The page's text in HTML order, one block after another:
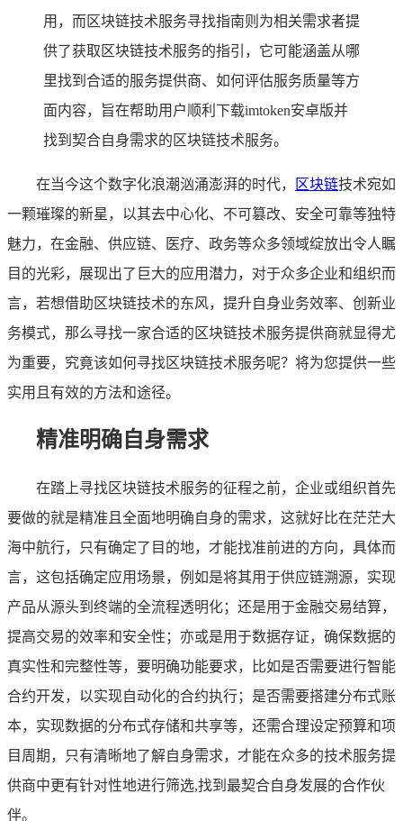
用，而区块链技术服务寻找指南则为相关需求者提
供了获取区块链技术服务的指引，它可能涵盖从哪
里找到合适的服务提供商、如何评估服务质量等方
面内容，旨在帮助用户顺利下载imtoken安卓版并
找到契合自身需求的区块链技术服务。
在当今这个数字化浪潮汹涌澎湃的时代， 区块链技术宛如
一颗璀璨的新星，以其去中心化、不可篡改、安全可靠等独特
魅力，在金融、供应链、医疗、政务等众多领域绽放出令人瞩
目的光彩，展现出了巨大的应用潜力，对于众多企业和组织而
言，若想借助区块链技术的东风，提升自身业务效率、创新业
务模式，那么寻找一家合适的区块链技术服务提供商就显得尤
为重要，究竟该如何寻找区块链技术服务呢？将为您提供一些
实用且有效的方法和途径。
精准明确自身需求
在踏上寻找区块链技术服务的征程之前，企业或组织首先
要做的就是精准且全面地明确自身的需求，这就好比在茫茫大
海中航行，只有确定了目的地，才能找准前进的方向，具体而
言，这包括确定应用场景，例如是将其用于供应链溯源，实现
产品从源头到终端的全流程透明化；还是用于金融交易结算，
提高交易的效率和安全性；亦或是用于数据存证，确保数据的
真实性和完整性等，要明确功能要求，比如是否需要进行智能
合约开发，以实现自动化的合约执行；是否需要搭建分布式账
本，实现数据的分布式存储和共享等，还需合理设定预算和项
目周期，只有清晰地了解自身需求，才能在众多的技术服务提
供商中更有针对性地进行筛选,找到最契合自身发展的合作伙
伴。